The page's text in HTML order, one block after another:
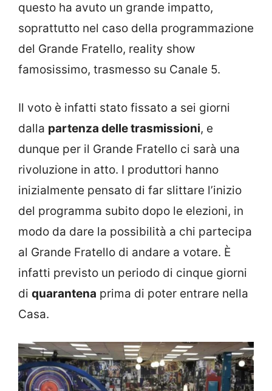
questo ha avuto un grande impatto,
soprattutto nel caso della programmazione
del Grande Fratello, reality show
famosissimo, trasmesso su Canale 5.
Il voto è infatti stato fissato a sei giorni
dalla partenza delle trasmissioni, e
dunque per il Grande Fratello ci sarà una
rivoluzione in atto. I produttori hanno
inizialmente pensato di far slittare l’inizio
del programma subito dopo le elezioni, in
modo da dare la possibilità a chi partecipa
al Grande Fratello di andare a votare. È
infatti previsto un periodo di cinque giorni
di quarantena prima di poter entrare nella
Casa.